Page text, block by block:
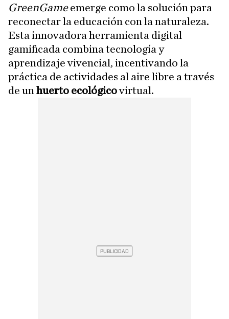
GreenGameemerge como la solución para
reconectar la educación con la naturaleza.
Esta innovadora herramienta digital
gamificada combina tecnología y
aprendizaje vivencial, incentivando la
práctica de actividades al aire libre a través
de un huerto ecológicovirtual.